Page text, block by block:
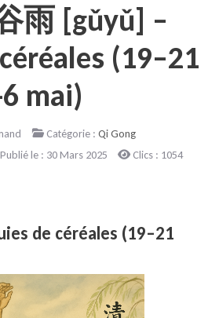
雨 [gǔyǔ] –
(19–21
mai)
Catégorie : Qi Gong
Publié le : 30 Mars 2025 Clics : 1054
de céréales (19–21